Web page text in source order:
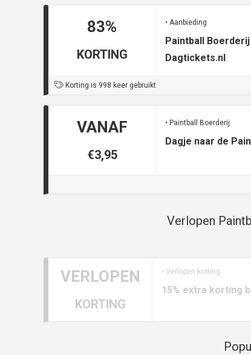
83%
KORTING
• Aanbieding
Paintball
Dagtickets.nl
Korting is 998 keer gebruikt
VANAF
€3,95
• Paintball Boerderij
Dagje naar de
Verlopen
VERLOPEN
KORTING
• Verlopen korting
15% extra korting